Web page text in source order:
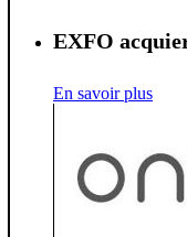
EXFO
En savoir plus